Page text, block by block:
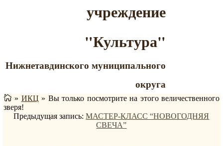
учреждение
"Культура"
Нижнетавдинского муниципального
округа
» ИКЦ » Вы только посмотрите на этого величественного
зверя!
Предыдущая запись:МАСТЕР-КЛАСС “НОВОГОДНЯЯ
СВЕЧА”